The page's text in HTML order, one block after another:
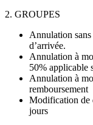
2. GROUPES
Annulation
d’arrivée.
Annulation à
50% applicable
Annulation à
remboursement
Modification de
jours